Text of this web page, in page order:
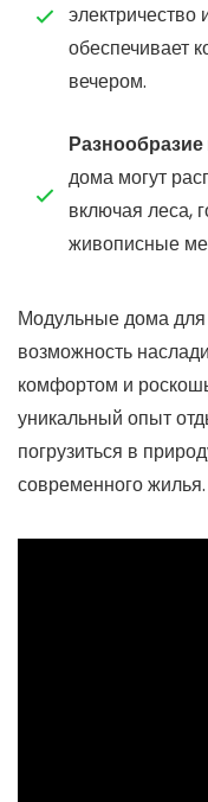
электричество
обеспечивает
вечером.
дома могут
включая леса,
живописные
Модульные дома для
возможность
комфортом и
уникальный опыт
погрузиться в
современного жилья.